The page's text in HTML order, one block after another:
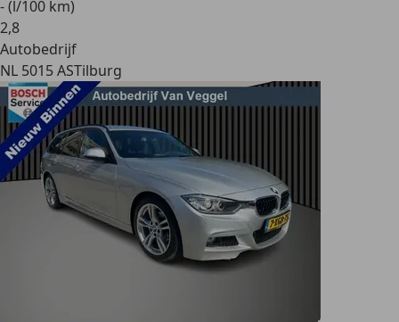
- (l/100 km)
2,8
Autobedrijf
NL 5015 ASTilburg